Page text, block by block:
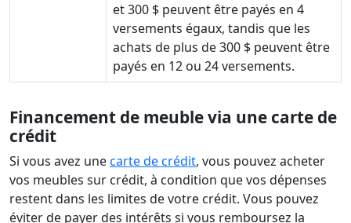
et 300 $ peuvent être payés en 4
versements égaux, tandis que les
achats de plus de 300 $ peuvent être
payés en 12 ou 24 versements.
Financement de meuble via une carte de
crédit
Si vous avez unecarte de crédit, vous pouvez acheter
vos meubles sur crédit, à condition que vos dépenses
restent dans les limites de votre crédit. Vous pouvez
éviter de payer des intérêts si vous remboursez la